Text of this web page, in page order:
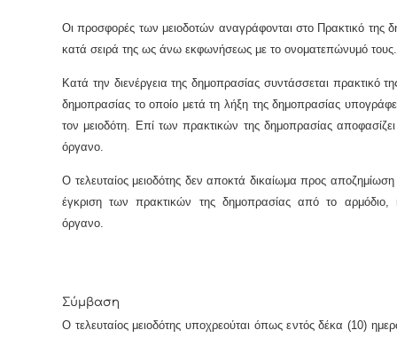
Οι προσφορές των μειοδοτών αναγράφονται στο Πρακτικό της
κατά σειρά της ως άνω εκφωνήσεως με το ονοματεπώνυμό τους.
Κατά την διενέργεια της δημοπρασίας συντάσσεται πρακτικό
δημοπρασίας το οποίο μετά τη λήξη της δημοπρασίας
τον μειοδότη. Επί των πρακτικών της δημοπρασίας
όργανο.
Ο τελευταίος μειοδότης δεν αποκτά δικαίωμα προς
έγκριση των πρακτικών της δημοπρασίας από το αρμόδιο,
όργανο.
Σύμβαση
Ο τελευταίος μειοδότης υποχρεούται όπως εντός δέκα (10)